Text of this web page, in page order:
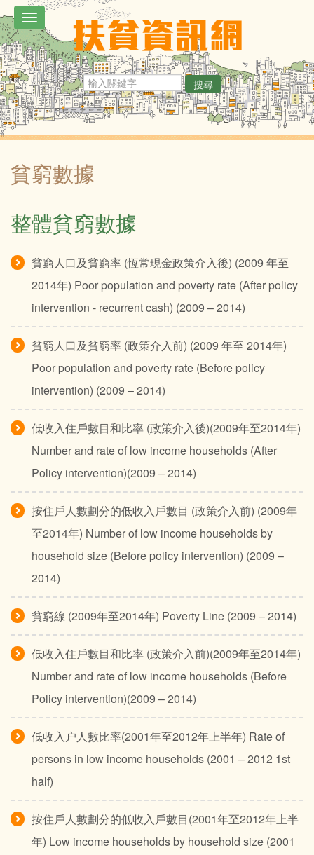
移
至
主
內
容
Toggle
navigation
搜尋
貧窮數據
整體貧窮數據
貧窮人口及貧窮率 (恆常現金政策介入後) (2009 年至
2014年) Poor population and poverty rate (After policy
intervention - recurrent cash) (2009 – 2014)
貧窮人口及貧窮率 (政策介入前) (2009 年至 2014年)
Poor population and poverty rate (Before policy
intervention) (2009 – 2014)
低收入住戶數目和比率 (政策介入後)(2009年至2014年)
Number and rate of low income households (After
Policy intervention)(2009 – 2014)
按住戶人數劃分的低收入戶數目 (政策介入前) (2009年
至2014年) Number of low income households by
household size (Before policy intervention) (2009 –
2014)
貧窮線 (2009年至2014年) Poverty Line (2009 – 2014)
低收入住戶數目和比率 (政策介入前)(2009年至2014年)
Number and rate of low income households (Before
Policy intervention)(2009 – 2014)
低收入户人數比率(2001年至2012年上半年) Rate of
persons in low income households (2001 – 2012 1st
half)
按住戶人數劃分的低收入戶數目(2001年至2012年上半
年) Low income households by household size (2001